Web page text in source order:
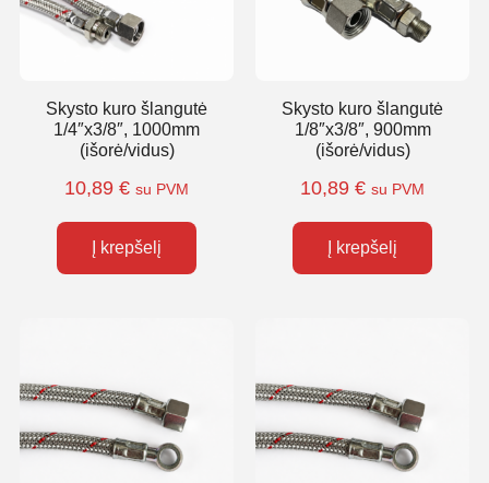
Skysto kuro šlangutė
1/4″x3/8″, 1000mm
(išorė/vidus)
10,89 € su PVM
Į krepšelį
Skysto kuro šlangutė
1/8″x3/8″, 900mm
(išorė/vidus)
10,89 € su PVM
Į krepšelį